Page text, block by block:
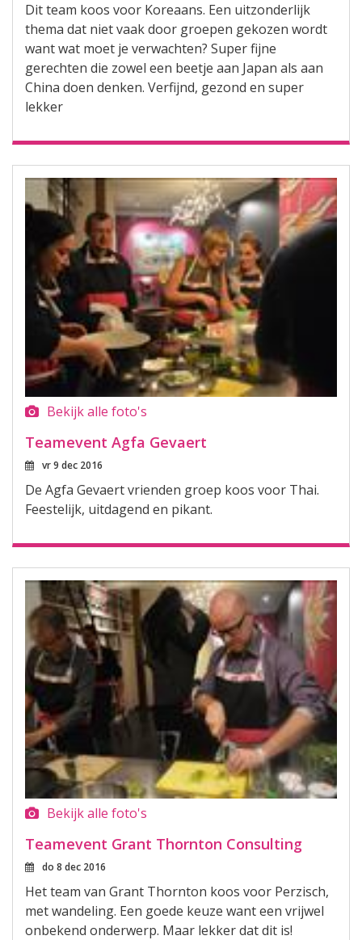
Dit team koos voor Koreaans. Een uitzonderlijk
thema dat niet vaak door groepen gekozen wordt
want wat moet je verwachten? Super fijne
gerechten die zowel een beetje aan Japan als aan
China doen denken. Verfijnd, gezond en super
lekker
Bekijk alle foto's
Teamevent Agfa Gevaert
vr 9 dec 2016
De Agfa Gevaert vrienden groep koos voor Thai.
Feestelijk, uitdagend en pikant.
Bekijk alle foto's
Teamevent Grant Thornton Consulting
do 8 dec 2016
Het team van Grant Thornton koos voor Perzisch,
met wandeling. Een goede keuze want een vrijwel
onbekend onderwerp. Maar lekker dat dit is!